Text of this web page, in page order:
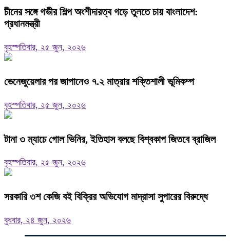
চীনের সঙ্গে গভীর শিল্প অংশীদারত্ব গড়ে তুলতে চায় বাংলাদেশ:
প্রধানমন্ত্রী
বৃহস্পতিবার, ২৫ জুন, ২০২৬
ভেনেজুয়েলার পর জাপানেও ৭.২ মাত্রার শক্তিশালী ভূমিকম্প
বৃহস্পতিবার, ২৫ জুন, ২০২৬
টানা ৩ ম্যাচে গোল ভিনির, ইতিহাস বলছে বিশ্বকাপ জিতবে ব্রাজিল
বৃহস্পতিবার, ২৫ জুন, ২০২৬
সরকারি ৩শ কেজি বই বিক্রির অভিযোগ মাদ্রাসা সুপারের বিরুদ্ধে
বুধবার, ২৪ জুন, ২০২৬